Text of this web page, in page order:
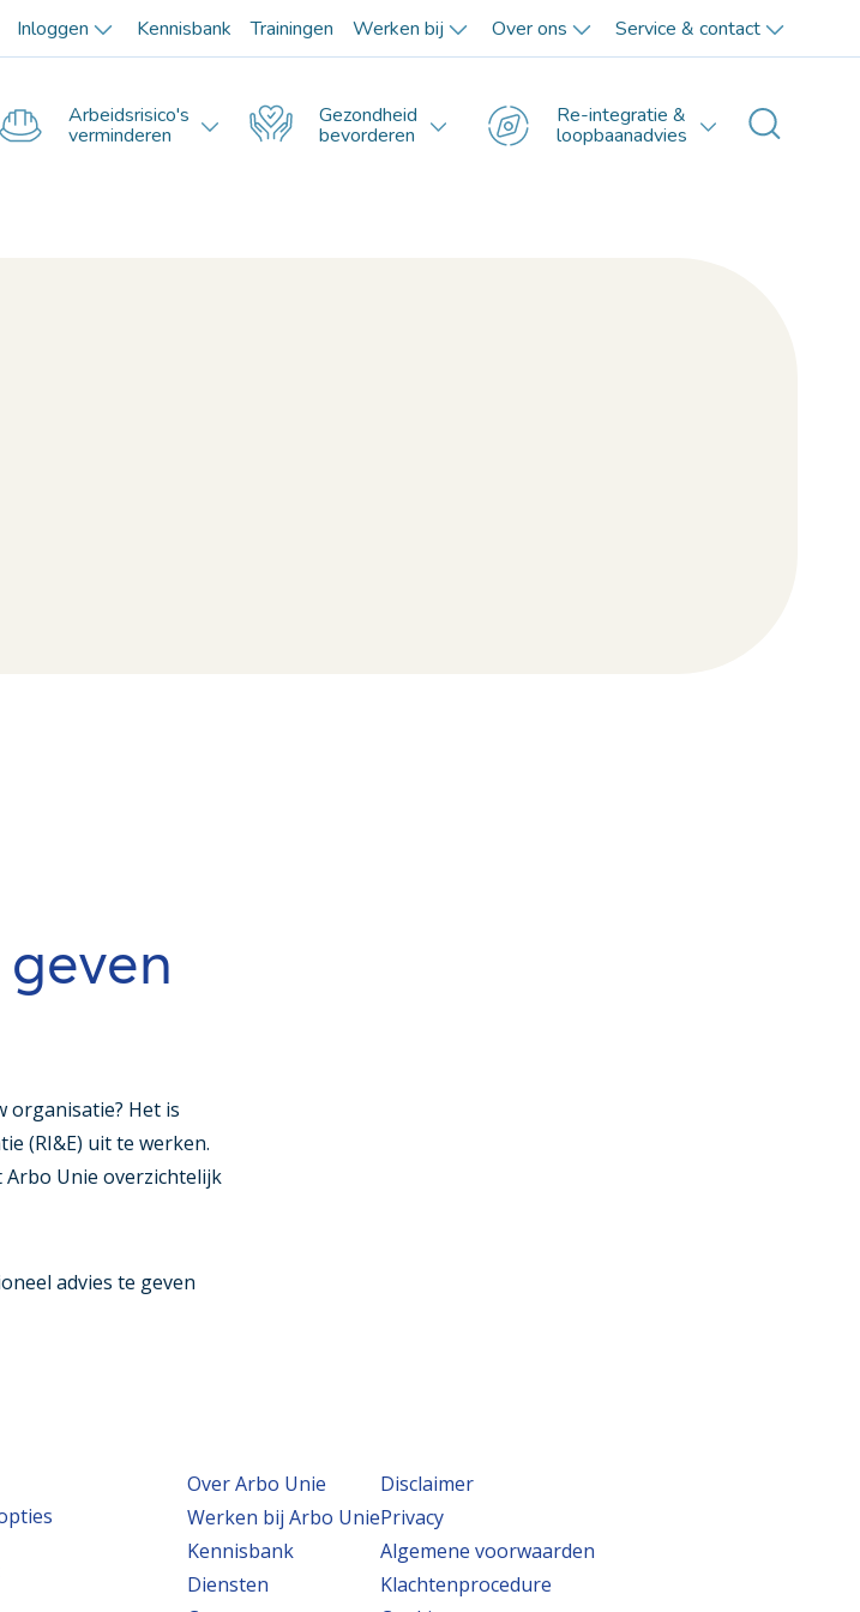
Inloggen Kennisbank Trainingen Werken bij Over ons Service & contact
Arbeidsrisico's
verminderen
Gezondheid
bevorderen
Re-integratie &
loopbaanadvies
organisatie? Het is
(RI&E) uit te werken.
Arbo Unie overzichtelijk
advies te geven
Over Arbo Unie
Werken bij Arbo Unie
Kennisbank
Diensten
Disclaimer
Privacy
Algemene voorwaarden
Klachtenprocedure